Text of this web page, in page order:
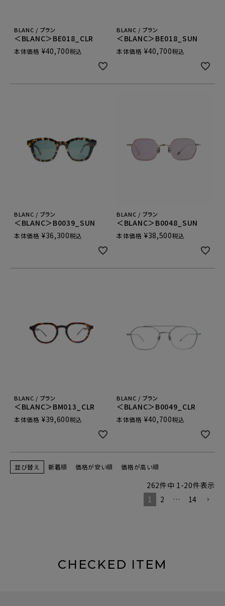
BLANC / ブラン
＜BLANC＞BE018_CLR
本体価格 ¥40,700税込
BLANC / ブラン
＜BLANC＞BE018_SUN
本体価格 ¥40,700税込
BLANC / ブラン
＜BLANC＞B0039_SUN
本体価格 ¥36,300税込
BLANC / ブラン
＜BLANC＞B0048_SUN
本体価格 ¥38,500税込
BLANC / ブラン
＜BLANC＞BM013_CLR
本体価格 ¥39,600税込
BLANC / ブラン
＜BLANC＞B0049_CLR
本体価格 ¥40,700税込
並び替え 新着順 価格が安い順 価格が高い順
262件中 1-20件表示
1
2 … 14
CHECKED ITEM